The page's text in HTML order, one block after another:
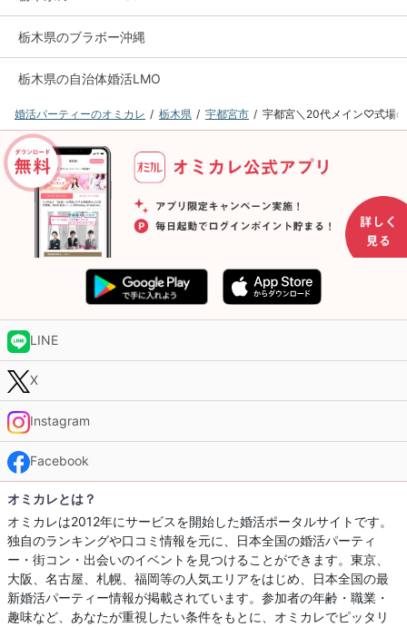
栃木県のブラボー沖縄
栃木県の自治体婚活LMO
婚活パーティーのオミカレ 栃木県 宇都宮市 宇都宮＼20代メイン♡式場
LINE
X
Instagram
Facebook
オミカレとは？
オミカレは2012年にサービスを開始した婚活ポータルサイトです。
独自のランキングや口コミ情報を元に、日本全国の婚活パーティ
ー・街コン・出会いのイベントを見つけることができます。東京、
大阪、名古屋、札幌、福岡等の人気エリアをはじめ、日本全国の最
新婚活パーティー情報が掲載されています。参加者の年齢・職業・
趣味など、あなたが重視したい条件をもとに、オミカレでピッタリ